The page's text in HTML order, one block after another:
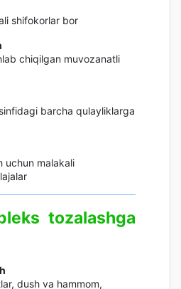
shifokorlar bor
chiqilgan muvozanatli
barcha qulayliklarga
uchun malakali
tozalashga
dush va hammom,